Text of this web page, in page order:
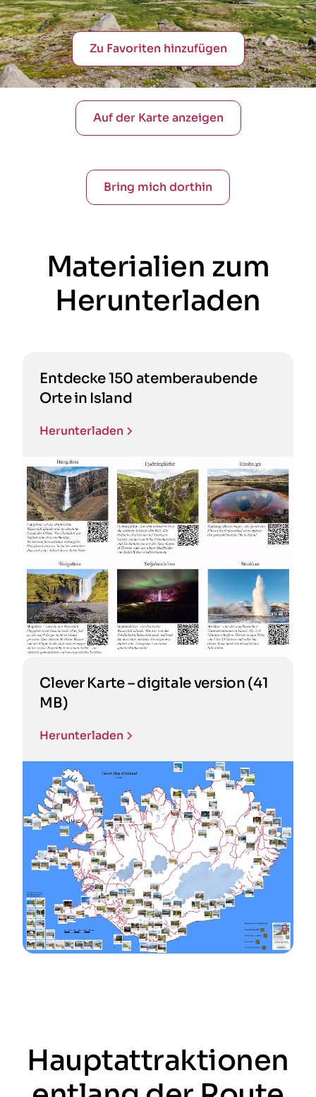
Zu Favoriten hinzufügen
Auf der Karte anzeigen
Bring mich dorthin
Materialien zum
Herunterladen
Entdecke 150 atemberaubende
Orte in Island
Herunterladen
Clever Karte – digitale version (41
MB)
Herunterladen
Hauptattraktionen